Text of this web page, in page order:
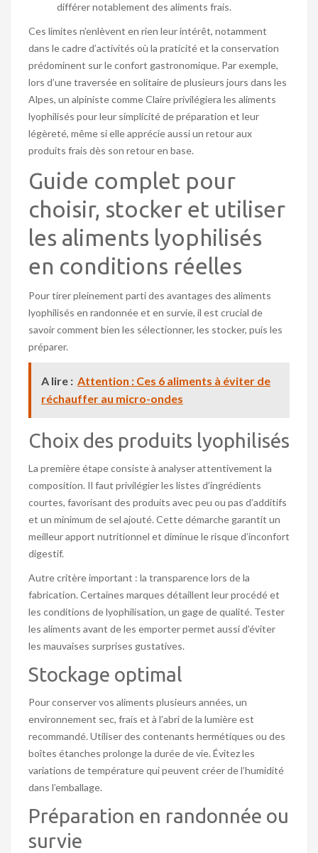
différer notablement des aliments frais.
Ces limites n’enlèvent en rien leur intérêt, notamment
dans le cadre d’activités où la praticité et la conservation
prédominent sur le confort gastronomique. Par exemple,
lors d’une traversée en solitaire de plusieurs jours dans les
Alpes, un alpiniste comme Claire privilégiera les aliments
lyophilisés pour leur simplicité de préparation et leur
légèreté, même si elle apprécie aussi un retour aux
produits frais dès son retour en base.
Guide complet pour
choisir, stocker et utiliser
les aliments lyophilisés
en conditions réelles
Pour tirer pleinement parti des avantages des aliments
lyophilisés en randonnée et en survie, il est crucial de
savoir comment bien les sélectionner, les stocker, puis les
préparer.
A lire : Attention : Ces 6 aliments à éviter de
réchauffer au micro-ondes
Choix des produits lyophilisés
La première étape consiste à analyser attentivement la
composition. Il faut privilégier les listes d’ingrédients
courtes, favorisant des produits avec peu ou pas d’additifs
et un minimum de sel ajouté. Cette démarche garantit un
meilleur apport nutritionnel et diminue le risque d’inconfort
digestif.
Autre critère important : la transparence lors de la
fabrication. Certaines marques détaillent leur procédé et
les conditions de lyophilisation, un gage de qualité. Tester
les aliments avant de les emporter permet aussi d’éviter
les mauvaises surprises gustatives.
Stockage optimal
Pour conserver vos aliments plusieurs années, un
environnement sec, frais et à l’abri de la lumière est
recommandé. Utiliser des contenants hermétiques ou des
boîtes étanches prolonge la durée de vie. Évitez les
variations de température qui peuvent créer de l’humidité
dans l’emballage.
Préparation en randonnée ou
survie